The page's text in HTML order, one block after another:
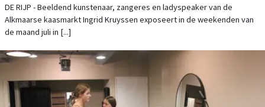
DE RIJP - Beeldend kunstenaar, zangeres en ladyspeaker van de
Alkmaarse kaasmarkt Ingrid Kruyssen exposeert in de weekenden van
de maand juli in [...]